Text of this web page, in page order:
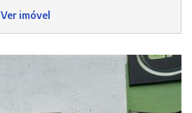
Ver imóvel